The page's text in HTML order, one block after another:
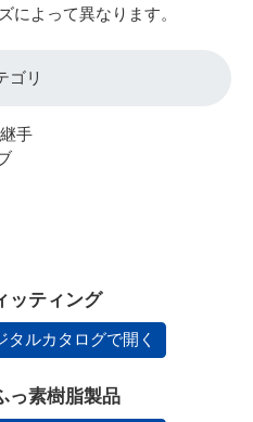
よって異なります。
ゴリ
手
ッティング
タルカタログで開く
っ素樹脂製品